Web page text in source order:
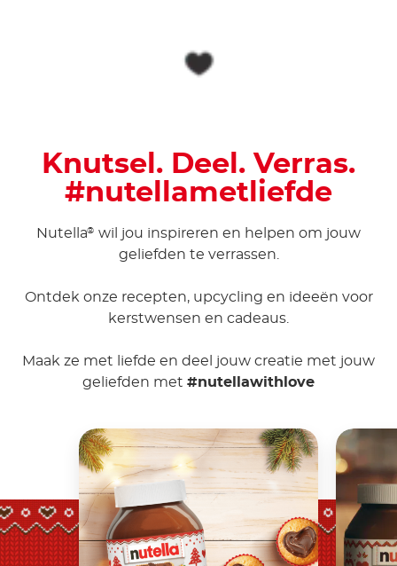
Knutsel. Deel. Verras.
#nutellametliefde
Nutella® wil jou inspireren en helpen om jouw
geliefden te verrassen.
Ontdek onze recepten, upcycling en ideeën voor
kerstwensen en cadeaus.
Maak ze met liefde en deel jouw creatie met jouw
geliefden met #nutellawithlove